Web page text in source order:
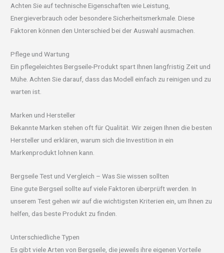
Achten Sie auf technische Eigenschaften wie Leistung,
Energieverbrauch oder besondere Sicherheitsmerkmale. Diese
Faktoren können den Unterschied bei der Auswahl ausmachen.
Pflege und Wartung
Ein pflegeleichtes Bergseile-Produkt spart Ihnen langfristig Zeit und
Mühe. Achten Sie darauf, dass das Modell einfach zu reinigen und zu
warten ist.
Marken und Hersteller
Bekannte Marken stehen oft für Qualität. Wir zeigen Ihnen die besten
Hersteller und erklären, warum sich die Investition in ein
Markenprodukt lohnen kann.
Bergseile Test und Vergleich – Was Sie wissen sollten
Eine gute Bergseil sollte auf viele Faktoren überprüft werden. In
unserem Test gehen wir auf die wichtigsten Kriterien ein, um Ihnen zu
helfen, das beste Produkt zu finden.
Unterschiedliche Typen
Es gibt viele Arten von Bergseile, die jeweils ihre eigenen Vorteile